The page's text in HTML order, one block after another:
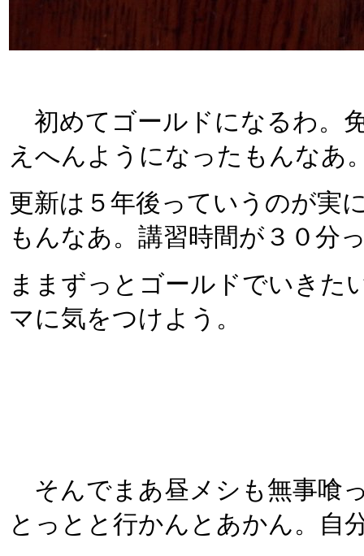
初めてゴールドになるわ。
えへんようになったもんなあ
更新は５年後っていうのが実
もんなあ。講習時間が３０分
ままずっとゴールドでいきた
マに気をつけよう。
そんでまあ昼メシも無事喰
とっとと行かんとあかん。自